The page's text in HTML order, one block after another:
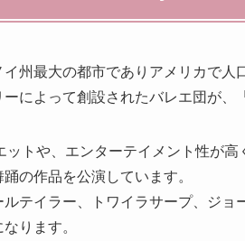
州最大の都市でありアメリカで
によって創設されたバレエ団が、
ットや、エンターテイメント性が
の作品を公演しています。
テイラー、トワイラサープ、ジ
ります。